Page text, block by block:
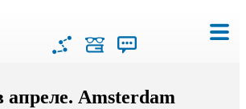
апреле. Amsterdam